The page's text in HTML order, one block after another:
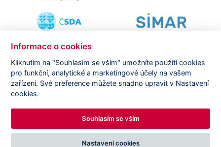
Copyright © CVVM | Právní ujednání| Nastavení cookies
Prohlášení o zpracování osobních údajů
DESIGNED BY PRINCIPAL WEBDEV
Informace o cookies
Kliknutím na "Souhlasím se vším" umožníte použití cookies
pro funkční, analytické a marketingové účely na vašem
zařízení. Své preference můžete snadno upravit v Nastavení
cookies.
Souhlasím se vším
Nastavení cookies